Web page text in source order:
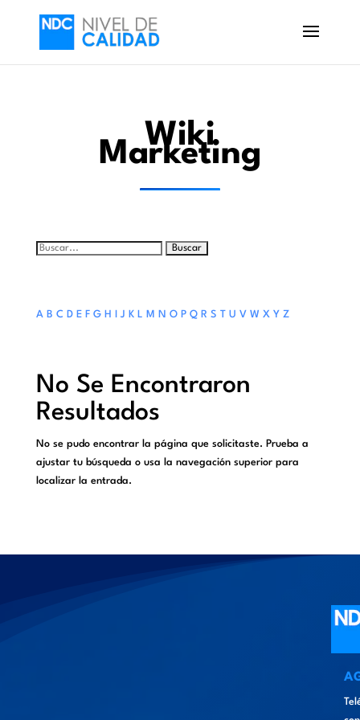
Wiki
Marketing
Buscar:
A B C D E F G H J K L M N O P Q R S T U V W X Y Z
No Se Encontraron
Resultados
No se pudo encontrar la página que solicitaste. Prueba a
ajustar tu búsqueda o usa la navegación superior para
localizar la entrada.